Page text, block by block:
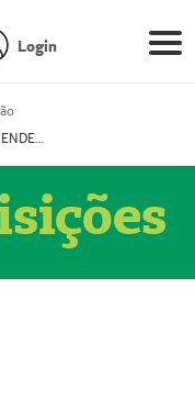
Login
MUDANÇA DE ENDEREÇO - DIAGITAB SERVIÇOS MÉDICOS LTDA (54003267-5)